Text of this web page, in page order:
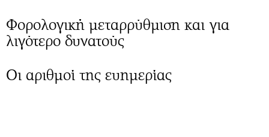
Φορολογική μεταρρύθμιση και για
λιγότερο δυνατούς
Οι αριθμοί της ευημερίας